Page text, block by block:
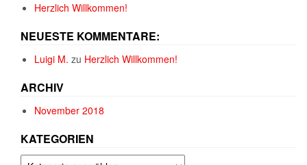
Herzlich Willkommen!
NEUESTE KOMMENTARE:
Luigi M. zu Herzlich Willkommen!
ARCHIV
November 2018
KATEGORIEN
Kategorien